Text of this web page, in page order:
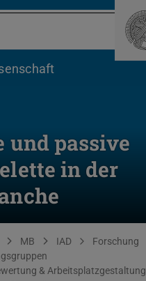
und passive
in der
hier:
MB IAD
Forschung
& Arbeitsplatzgestaltung